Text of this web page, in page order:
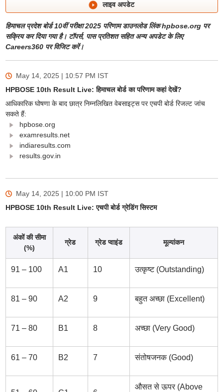
लाइव अपडेट
हिमाचल प्रदेश बोर्ड 10वीं परीक्षा 2025 परिणाम डाउनलोड लिंक hpbose.org पर
सक्रिय कर दिया गया है। टॉपर्स, पास प्रतिशत सहित अन्य अपडेट के लिए
Careers360 पर विजिट करें।
May 14, 2025 | 10:57 PM IST
HPBOSE 10th Result Live: हिमाचल बोर्ड का परिणाम कहां देखें?
आधिकारिक घोषणा के बाद छात्र निम्नलिखित वेबसाइट्स पर एचपी बोर्ड रिजल्ट जांच
सकते हैं:
hpbose.org
examresults.net
indiaresults.com
results.gov.in
May 14, 2025 | 10:00 PM IST
HPBOSE 10th Result Live: एचपी बोर्ड ग्रेडिंग सिस्टम
अंकों की सीमा
(%)
ग्रेड ग्रेड प्वाइंड मूल्यांकन
91 – 100 A1 10 उत्कृष्ट (Outstanding)
81 – 90 A2 9 बहुत अच्छा (Excellent)
71 – 80 B1 8 अच्छा (Very Good)
61 – 70 B2 7 संतोषजनक (Good)
औसत से ऊपर (Above